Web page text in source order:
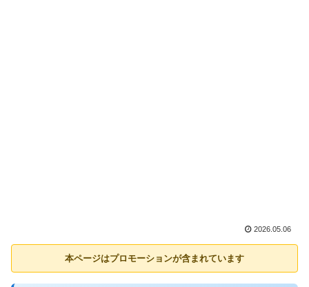
2026.05.06
本ページはプロモーションが含まれています